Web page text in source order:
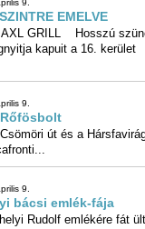
kezdett...
9.
GYROS ÚJ SZINTRE
épülete a Csömöri
utca sarkán